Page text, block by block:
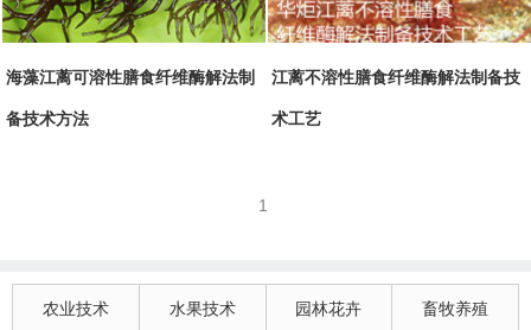
海藻江蓠可溶性膳食纤维酶解法制
备技术方法
江蓠不溶性膳食纤维酶解法制备技
术工艺
1
农业技术 水果技术 园林花卉 畜牧养殖